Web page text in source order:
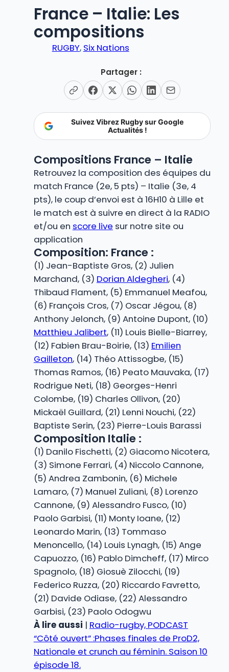
France – Italie: Les
compositions
RUGBY, Six Nations
Partager :
Suivez Vibrez Rugby sur Google
Actualités !
Compositions France – Italie
Retrouvez la composition des équipes du
match France (2e, 5 pts) – Italie (3e, 4
pts), le coup d’envoi est à 16H10 à Lille et
le match est à suivre en direct à la RADIO
et/ou en score live sur notre site ou
application
Composition: France :
(1) Jean-Baptiste Gros, (2) Julien
Marchand, (3) Dorian Aldegheri, (4)
Thibaud Flament, (5) Emmanuel Meafou,
(6) François Cros, (7) Oscar Jégou, (8)
Anthony Jelonch, (9) Antoine Dupont, (10)
Matthieu Jalibert, (11) Louis Bielle-Biarrey,
(12) Fabien Brau-Boirie, (13) Emilien
Gailleton, (14) Théo Attissogbe, (15)
Thomas Ramos, (16) Peato Mauvaka, (17)
Rodrigue Neti, (18) Georges-Henri
Colombe, (19) Charles Ollivon, (20)
Mickaël Guillard, (21) Lenni Nouchi, (22)
Baptiste Serin, (23) Pierre-Louis Barassi
Composition Italie :
(1) Danilo Fischetti, (2) Giacomo Nicotera,
(3) Simone Ferrari, (4) Niccolo Cannone,
(5) Andrea Zambonin, (6) Michele
Lamaro, (7) Manuel Zuliani, (8) Lorenzo
Cannone, (9) Alessandro Fusco, (10)
Paolo Garbisi, (11) Monty Ioane, (12)
Leonardo Marin, (13) Tommaso
Menoncello, (14) Louis Lynagh, (15) Ange
Capuozzo, (16) Pablo Dimcheff, (17) Mirco
Spagnolo, (18) Giosuè Zilocchi, (19)
Federico Ruzza, (20) Riccardo Favretto,
(21) Davide Odiase, (22) Alessandro
Garbisi, (23) Paolo Odogwu
À lire aussi | Radio-rugby, PODCAST
“Côté ouvert” :Phases finales de ProD2,
Nationale et crunch au féminin. Saison 10
épisode 18.